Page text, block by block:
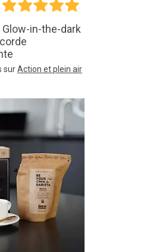
in-the-dark
surAction et plein air